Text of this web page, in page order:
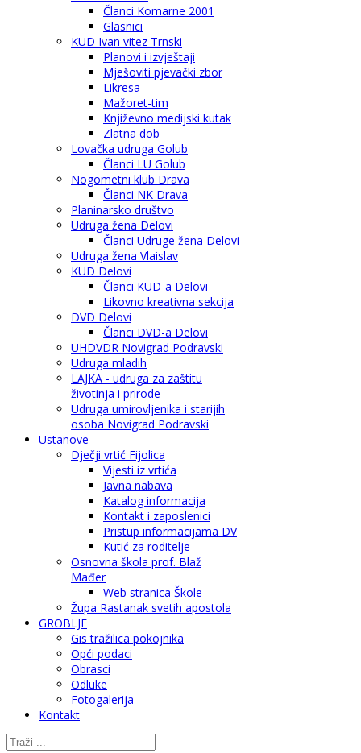
Članci Komarne 2001
Glasnici
KUD Ivan vitez Trnski
Planovi i izvještaji
Mješoviti pjevački zbor
Likresa
Mažoret-tim
Književno medijski kutak
Zlatna dob
Lovačka udruga Golub
Članci LU Golub
Nogometni klub Drava
Članci NK Drava
Planinarsko društvo
Udruga žena Delovi
Članci Udruge žena Delovi
Udruga žena Vlaislav
KUD Delovi
Članci KUD-a Delovi
Likovno kreativna sekcija
DVD Delovi
Članci DVD-a Delovi
UHDVDR Novigrad Podravski
Udruga mladih
LAJKA - udruga za zaštitu
životinja i prirode
Udruga umirovljenika i starijih
osoba Novigrad Podravski
Ustanove
Dječji vrtić Fijolica
Vijesti iz vrtića
Javna nabava
Katalog informacija
Kontakt i zaposlenici
Pristup informacijama DV
Kutić za roditelje
Osnovna škola prof. Blaž
Mađer
Web stranica Škole
Župa Rastanak svetih apostola
GROBLJE
Gis tražilica pokojnika
Opći podaci
Obrasci
Odluke
Fotogalerija
Kontakt